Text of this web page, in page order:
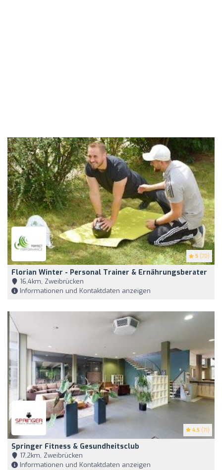
5 (70)
Florian Winter - Personal Trainer & Ernährungsberater
16,4km, Zweibrücken
Informationen und Kontaktdaten anzeigen
4.5 (71)
Springer Fitness & Gesundheitsclub
17,2km, Zweibrücken
Informationen und Kontaktdaten anzeigen